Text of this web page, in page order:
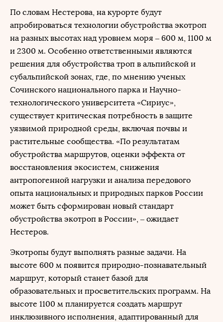
По словам Нестерова, на курорте будут
апробироваться технологии обустройства экотроп
на разных высотах над уровнем моря – 600 м, 1100 м
и 2300 м. Особенно ответственными являются
решения для обустройства троп в альпийской и
субальпийской зонах, где, по мнению ученых
Сочинского национального парка и Научно-
технологического университета «Сириус»,
существует критическая потребность в защите
уязвимой природной среды, включая почвы и
растительные сообщества. «По результатам
обустройства маршрутов, оценки эффекта от
восстановления экосистем, снижения
антропогенной нагрузки и анализа передового
опыта национальных и природных парков России
может быть сформирован новый стандарт
обустройства экотроп в России», – ожидает
Нестеров.
Экотропы будут выполнять разные задачи. На
высоте 600 м появится природно-познавательный
маршрут, который станет базой для
образовательных и просветительских программ. На
высоте 1100 м планируется создать маршрут
инклюзивного исполнения, адаптированный для